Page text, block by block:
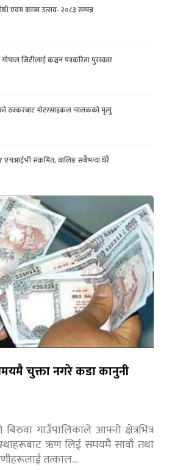
एवम काव्य उत्सव- २०८३ सम्पन्न
जिटीलाई कञ्चन पत्रकरिता पुरस्कार
ठक्करबाट मोटरसाइकल चालकको मृत्यु
एचआईभी संक्रमित, वालिङ सबैभन्दा धेरै
चुक्ता नगरे कडा कानुनी
गाउँपालिकाले आफ्नो क्षेत्रभित्र
ऋण लिई समयमै सावाँ तथा
तत्काल…